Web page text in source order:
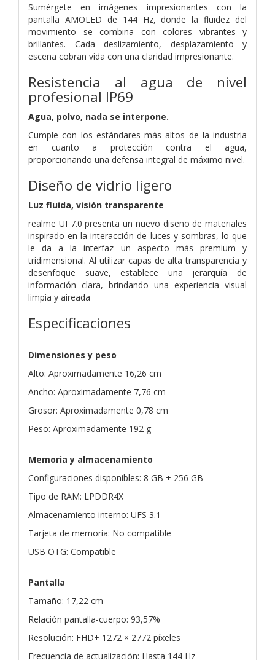
Sumérgete en imágenes impresionantes con la
pantalla AMOLED de 144 Hz, donde la fluidez del
movimiento se combina con colores vibrantes y
brillantes. Cada deslizamiento, desplazamiento y
escena cobran vida con una claridad impresionante.
Resistencia al agua de nivel
profesional IP69
Agua, polvo, nada se interpone.
Cumple con los estándares más altos de la industria
en cuanto a protección contra el agua,
proporcionando una defensa integral de máximo nivel.
Diseño de vidrio ligero
Luz fluida, visión transparente
realme UI 7.0 presenta un nuevo diseño de materiales
inspirado en la interacción de luces y sombras, lo que
le da a la interfaz un aspecto más premium y
tridimensional. Al utilizar capas de alta transparencia y
desenfoque suave, establece una jerarquía de
información clara, brindando una experiencia visual
limpia y aireada
Especificaciones
Dimensiones y peso
Alto: Aproximadamente 16,26 cm
Ancho: Aproximadamente 7,76 cm
Grosor: Aproximadamente 0,78 cm
Peso: Aproximadamente 192 g
Memoria y almacenamiento
Configuraciones disponibles: 8 GB + 256 GB
Tipo de RAM: LPDDR4X
Almacenamiento interno: UFS 3.1
Tarjeta de memoria: No compatible
USB OTG: Compatible
Pantalla
Tamaño: 17,22 cm
Relación pantalla-cuerpo: 93,57%
Resolución: FHD+ 1272 × 2772 píxeles
Frecuencia de actualización: Hasta 144 Hz